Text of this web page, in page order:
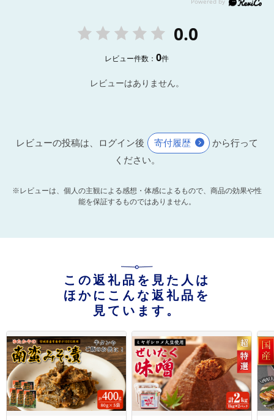
0.0
レビュー件数：0件
レビューはありません。
レビューの投稿は、ログイン後 寄付履歴
から行って
ください。
※レビューは、個人の主観による感想・体感によるもので、商品の効果や性
能を保証するものではありません。
この返礼品を見た人は
ほかにこんな返礼品を
見ています。